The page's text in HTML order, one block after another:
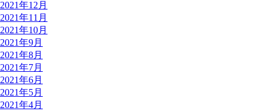
2021年12月
2021年11月
2021年10月
2021年9月
2021年8月
2021年7月
2021年6月
2021年5月
2021年4月